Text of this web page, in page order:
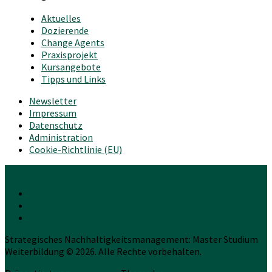
Aktuelles
Dozierende
Change Agents
Praxisprojekt
Kursangebote
Tipps und Links
Newsletter
Impressum
Datenschutz
Administration
Cookie-Richtlinie (EU)
Strategisches Nachhaltigkeitsmanagement: Master Studium
Weiterbildung © 2026. Alle Rechte vorbehalten.